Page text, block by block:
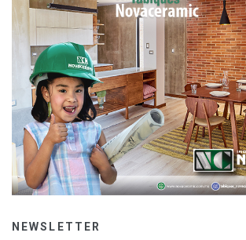
NEWSLETTER